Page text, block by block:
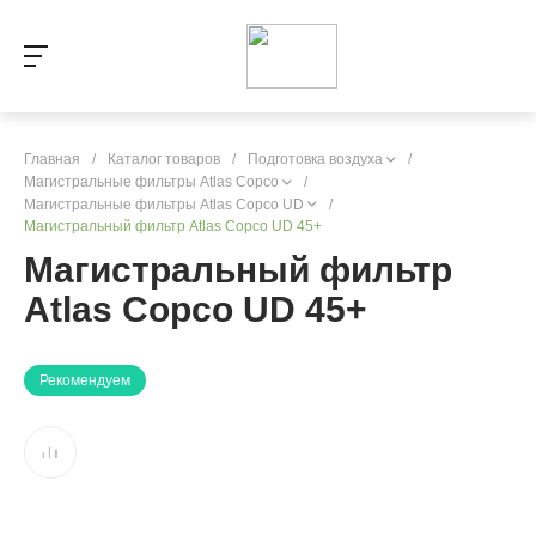
Главная / Каталог товаров / Подготовка воздуха
/
Магистральные фильтры Atlas Copco
/
Магистральные фильтры Atlas Copco UD
/
Магистральный фильтр Atlas Copco UD 45+
Магистральный фильтр
Atlas Copco UD 45+
Рекомендуем